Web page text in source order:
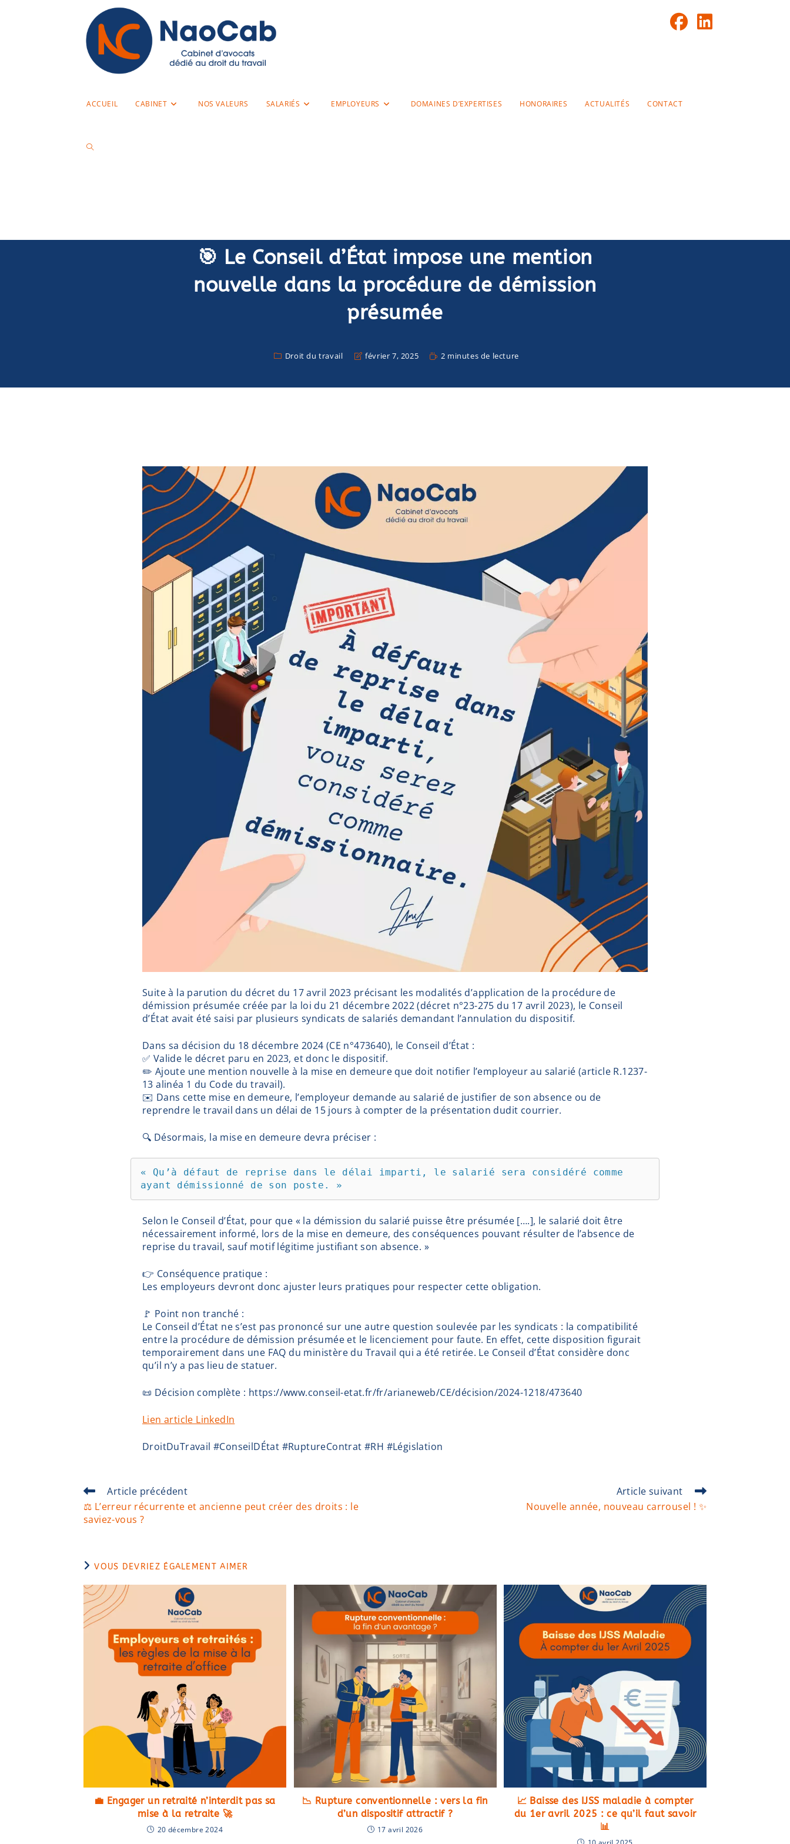
ACCUEIL CABINET NOS VALEURS SALARIÉS EMPLOYEURS DOMAINES D’EXPERTISES HONORAIRES ACTUALITÉS CONTACT
🎯 Le Conseil d’État impose une mention
nouvelle dans la procédure de démission
présumée
Droit du travail février 7, 2025 2 minutes de lecture
Suite à la parution du décret du 17 avril 2023 précisant les modalités d’application de la procédure de
démission présumée créée par la loi du 21 décembre 2022 (décret n°23-275 du 17 avril 2023), le Conseil
d’État avait été saisi par plusieurs syndicats de salariés demandant l’annulation du dispositif.
Dans sa décision du 18 décembre 2024 (CE n°473640), le Conseil d’État :
✅ Valide le décret paru en 2023, et donc le dispositif.
✏️ Ajoute une mention nouvelle à la mise en demeure que doit notifier l’employeur au salarié (article R.1237-
13 alinéa 1 du Code du travail).
✉️ Dans cette mise en demeure, l’employeur demande au salarié de justifier de son absence ou de
reprendre le travail dans un délai de 15 jours à compter de la présentation dudit courrier.
🔍 Désormais, la mise en demeure devra préciser :
« Qu’à défaut de reprise dans le délai imparti, le salarié sera considéré comme
ayant démissionné de son poste. »
Selon le Conseil d’État, pour que « la démission du salarié puisse être présumée [….], le salarié doit être
nécessairement informé, lors de la mise en demeure, des conséquences pouvant résulter de l’absence de
reprise du travail, sauf motif légitime justifiant son absence. »
👉 Conséquence pratique :
Les employeurs devront donc ajuster leurs pratiques pour respecter cette obligation.
🚩 Point non tranché :
Le Conseil d’État ne s’est pas prononcé sur une autre question soulevée par les syndicats : la compatibilité
entre la procédure de démission présumée et le licenciement pour faute. En effet, cette disposition figurait
temporairement dans une FAQ du ministère du Travail qui a été retirée. Le Conseil d’État considère donc
qu’il n’y a pas lieu de statuer.
📜 Décision complète : https://www.conseil-etat.fr/fr/arianeweb/CE/décision/2024-1218/473640
Lien article LinkedIn
DroitDuTravail #ConseilDÉtat #RuptureContrat #RH #Législation
Article précédent
⚖️ L’erreur récurrente et ancienne peut créer des droits : le
saviez-vous ?
Article suivant
Nouvelle année, nouveau carrousel ! ✨
VOUS DEVRIEZ ÉGALEMENT AIMER
💼 Engager un retraité n’interdit pas sa
mise à la retraite 🚀
20 décembre 2024
📉 Rupture conventionnelle : vers la fin
d’un dispositif attractif ?
17 avril 2026
📈 Baisse des IJSS maladie à compter
du 1er avril 2025 : ce qu’il faut savoir
📊